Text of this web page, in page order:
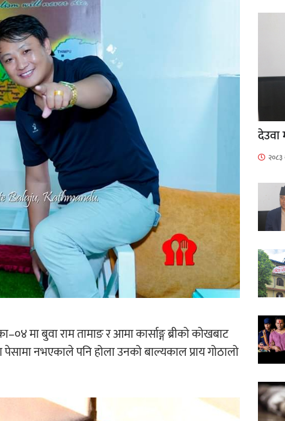
मा बुवा राम तामाङ र आमा कार्साङ्ग ब्रीको कोखबाट
नभएकाले पनि होला उनको बाल्यकाल प्राय गोठालो
२०८३